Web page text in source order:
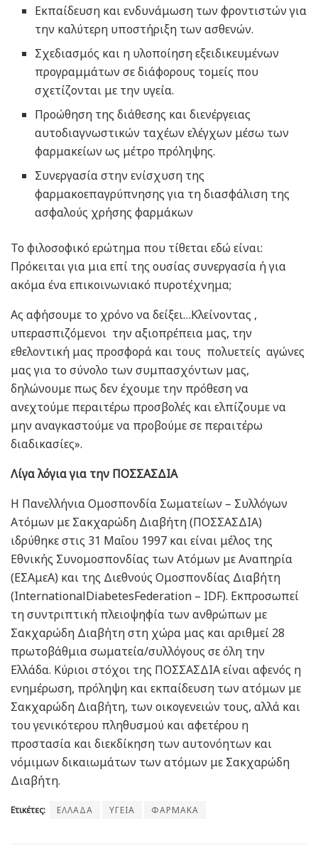
Εκπαίδευση και ενδυνάμωση των φροντιστών για
την καλύτερη υποστήριξη των ασθενών.
Σχεδιασμός και η υλοποίηση εξειδικευμένων
προγραμμάτων σε διάφορους τομείς που
σχετίζονται με την υγεία.
Προώθηση της διάθεσης και διενέργειας
αυτοδιαγνωστικών ταχέων ελέγχων μέσω των
φαρμακείων ως μέτρο πρόληψης.
Συνεργασία στην ενίσχυση της
φαρμακοεπαγρύπνησης για τη διασφάλιση της
ασφαλούς χρήσης φαρμάκων
Το φιλοσοφικό ερώτημα που τίθεται εδώ είναι:
Πρόκειται για μια επί της ουσίας συνεργασία ή για
ακόμα ένα επικοινωνιακό πυροτέχνημα;
Ας αφήσουμε το χρόνο να δείξει…Κλείνοντας ,
υπερασπιζόμενοι την αξιοπρέπεια μας, την
εθελοντική μας προσφορά και τους πολυετείς αγώνες
μας για το σύνολο των συμπασχόντων μας,
δηλώνουμε πως δεν έχουμε την πρόθεση να
ανεχτούμε περαιτέρω προσβολές και ελπίζουμε να
μην αναγκαστούμε να προβούμε σε περαιτέρω
διαδικασίες».
Λίγα λόγια για την ΠΟΣΣΑΣΔΙΑ
Η Πανελλήνια Ομοσπονδία Σωματείων – Συλλόγων
Ατόμων με Σακχαρώδη Διαβήτη (ΠΟΣΣΑΣΔΙΑ)
ιδρύθηκε στις 31 Μαΐου 1997 και είναι μέλος της
Εθνικής Συνομοσπονδίας των Ατόμων με Αναπηρία
(ΕΣΑμεΑ) και της Διεθνούς Ομοσπονδίας Διαβήτη
(InternationalDiabetesFederation – IDF). Εκπροσωπεί
τη συντριπτική πλειοψηφία των ανθρώπων με
Σακχαρώδη Διαβήτη στη χώρα μας και αριθμεί 28
πρωτοβάθμια σωματεία/συλλόγους σε όλη την
Ελλάδα. Κύριοι στόχοι της ΠΟΣΣΑΣΔΙΑ είναι αφενός η
ενημέρωση, πρόληψη και εκπαίδευση των ατόμων με
Σακχαρώδη Διαβήτη, των οικογενειών τους, αλλά και
του γενικότερου πληθυσμού και αφετέρου η
προστασία και διεκδίκηση των αυτονόητων και
νόμιμων δικαιωμάτων των ατόμων με Σακχαρώδη
Διαβήτη.
Ετικέτες: ΕΛΛΑΔΑ ΥΓΕΙΑ ΦΑΡΜΑΚΑ